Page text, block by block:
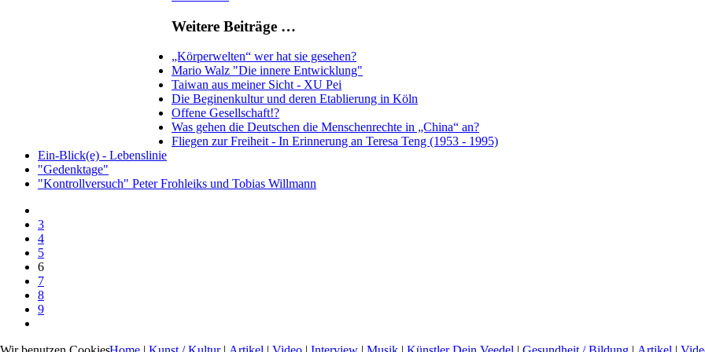
Weitere Beiträge …
„Körperwelten“ wer hat sie gesehen?
Mario Walz "Die innere Entwicklung"
Taiwan aus meiner Sicht - XU Pei
Die Beginenkultur und deren Etablierung in Köln
Offene Gesellschaft!?
Was gehen die Deutschen die Menschenrechte in „China“ an?
Fliegen zur Freiheit - In Erinnerung an Teresa Teng (1953 - 1995)
Ein-Blick(e) - Lebenslinie
"Gedenktage"
"Kontrollversuch" Peter Frohleiks und Tobias Willmann
3
4
5
6
7
8
9